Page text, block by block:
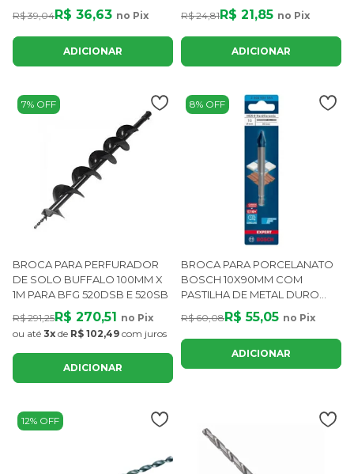
ALVENARIA E PISOS
R$ 39,04R$ 36,63 no Pix
ADICIONAR
R$ 24,81R$ 21,85 no Pix
ADICIONAR
7% OFF
BROCA PARA PERFURADOR
DE SOLO BUFFALO 100MM X
1M PARA BFG 520DSB E 520SB
R$ 291,25R$ 270,51 no Pix
ou até 3x de R$ 102,49 com juros
ADICIONAR
8% OFF
BROCA PARA PORCELANATO
BOSCH 10X90MM COM
PASTILHA DE METAL DURO
ALTA RESISTÊNCIA
R$ 60,08R$ 55,05 no Pix
ADICIONAR
12% OFF